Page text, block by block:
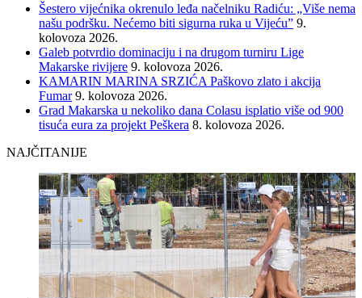
Šestero vijećnika okrenulo leđa načelniku Radiću: „Više nema
našu podršku. Nećemo biti sigurna ruka u Vijeću” 9.
kolovoza 2026.
Galeb potvrdio dominaciju i na drugom turniru Lige
Makarske rivijere 9. kolovoza 2026.
KAMARIN MARINA SRZIĆA Paškovo zlato i akcija
Fumar 9. kolovoza 2026.
Grad Makarska u nekoliko dana Colasu isplatio više od 900
tisuća eura za projekt Peškera 8. kolovoza 2026.
NAJČITANIJE